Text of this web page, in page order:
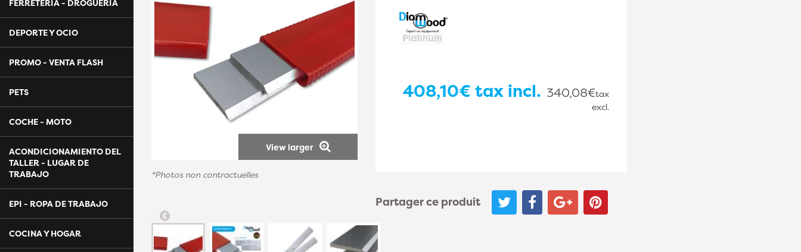
FERRETERÍA - DROGUERÍA
DEPORTE Y OCIO
PROMO - VENTA FLASH
PETS
COCHE - MOTO
ACONDICIONAMIENTO DEL
TALLER - LUGAR DE
TRABAJO
EPI - ROPA DE TRABAJO
COCINA Y HOGAR
View larger
*Photos non contractuelles
408,10€ tax incl. 340,08€tax
excl.
Partager ce produit